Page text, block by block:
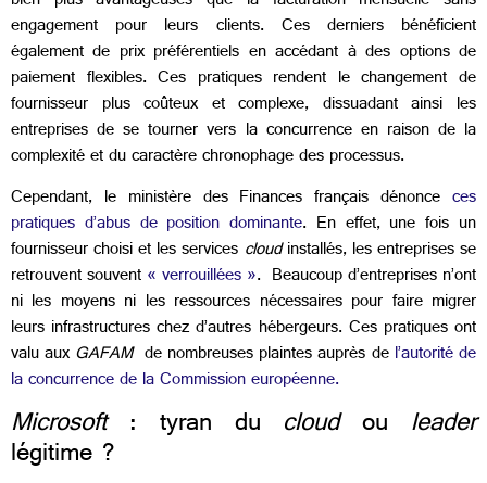
engagement pour leurs clients. Ces derniers bénéficient
également de prix préférentiels en accédant à des options de
paiement flexibles. Ces pratiques rendent le changement de
fournisseur plus coûteux et complexe, dissuadant ainsi les
entreprises de se tourner vers la concurrence en raison de la
complexité et du caractère chronophage des processus.
Cependant, le ministère des Finances français dénonce ces
pratiques d’abus de position dominante. En effet, une fois un
fournisseur choisi et les services cloudinstallés, les entreprises se
retrouvent souvent« verrouillées ». Beaucoup d’entreprises n’ont
ni les moyens ni les ressources nécessaires pour faire migrer
leurs infrastructures chez d’autres hébergeurs. Ces pratiques ont
valu auxGAFAM de nombreuses plaintes auprès del’autorité de
la concurrence de la Commission européenne.
Microsoft: tyran du cloudou leader
légitime ?